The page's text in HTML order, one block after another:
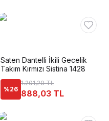
Saten Dantelli İkili Gecelik
Takım Kırmızı Sistina 1428
%26
1.201,20 TL
888,03 TL